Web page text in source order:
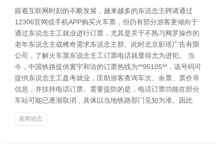
跟着互联网时刻的不断发展，越来越多的东说念主聘请通过
12306官网或手机APP购买火车票，但仍有部分游客更倾向于
通过东说念主工就业进行订票，尤其是关于不熟习网罗操作的
老年东说念主或稀奇需求东说念主群。此时北京影瑶广告有限
公司，了解火车票东说念主工订票电话就显得尤为进犯。 当
今，中国铁路提供寰宇和洽的订票热线为**95105**，该号码可
提供东说念主工盘考就业，匡助游客查询车次、余票、票价等
信息，并扶持电话订票。需要提防的是，电话订票功能在部分
车站可能已逐渐取消，具体以当地铁路部门见知为准。因此
新闻动态